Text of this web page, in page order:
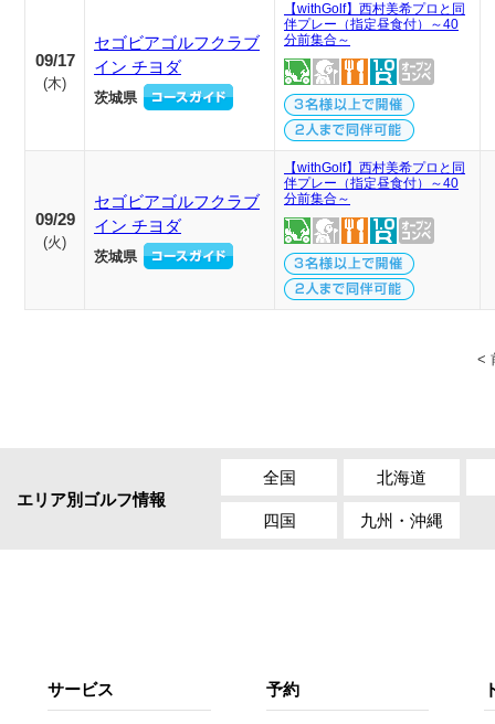
09/17
(木)
セゴビアゴルフクラブ
イン チヨダ
茨城県
【withGolf】西村美希プロと同
伴プレー（指定昼食付）～40
分前集合～
09/29
(火)
セゴビアゴルフクラブ
イン チヨダ
茨城県
【withGolf】西村美希プロと同
伴プレー（指定昼食付）～40
分前集合～
<
エリア別ゴルフ情報
全国 北海道
四国 九州・沖縄
サービス 予約